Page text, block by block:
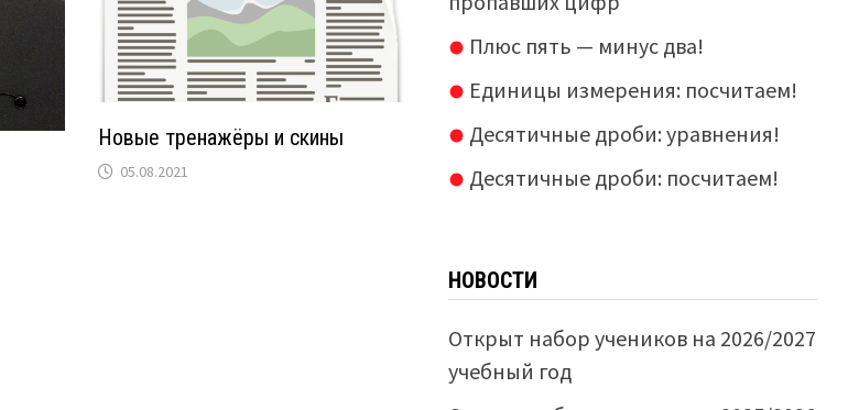
Новые тренажёры и скины
05.08.2021
Плюс пять — минус два!
Единицы измерения: посчитаем!
Десятичные дроби: уравнения!
Десятичные дроби: посчитаем!
НОВОСТИ
Открыт набор учеников на 2026/2027
учебный год